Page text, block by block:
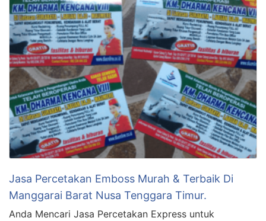
Jasa Percetakan Emboss Murah & Terbaik Di
Manggarai Barat Nusa Tenggara Timur.
Anda Mencari Jasa Percetakan Express untuk